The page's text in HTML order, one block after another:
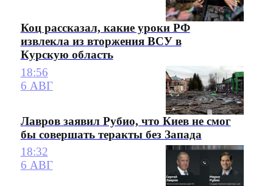
Коц рассказал, какие уроки РФ
извлекла из вторжения ВСУ в
Курскую область
18:56
6 АВГ
Лавров заявил Рубио, что Киев не смог
бы совершать теракты без Запада
18:32
6 АВГ